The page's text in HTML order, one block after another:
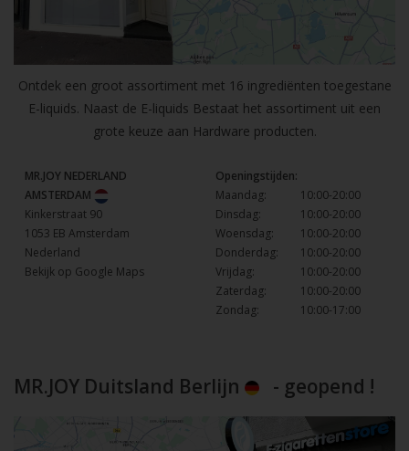
Ontdek een groot assortiment met 16 ingrediënten toegestane
E-liquids. Naast de E-liquids Bestaat het assortiment uit een
grote keuze aan Hardware producten.
MR.JOY NEDERLAND
AMSTERDAM
Kinkerstraat 90
1053 EB Amsterdam
Nederland
Bekijk op Google Maps
Openingstijden:
Maandag:
10:00-20:00
Dinsdag:
10:00-20:00
Woensdag:
10:00-20:00
Donderdag:
10:00-20:00
Vrijdag:
10:00-20:00
Zaterdag:
10:00-20:00
Zondag:
10:00-17:00
MR.JOY Duitsland Berlijn - geopend !